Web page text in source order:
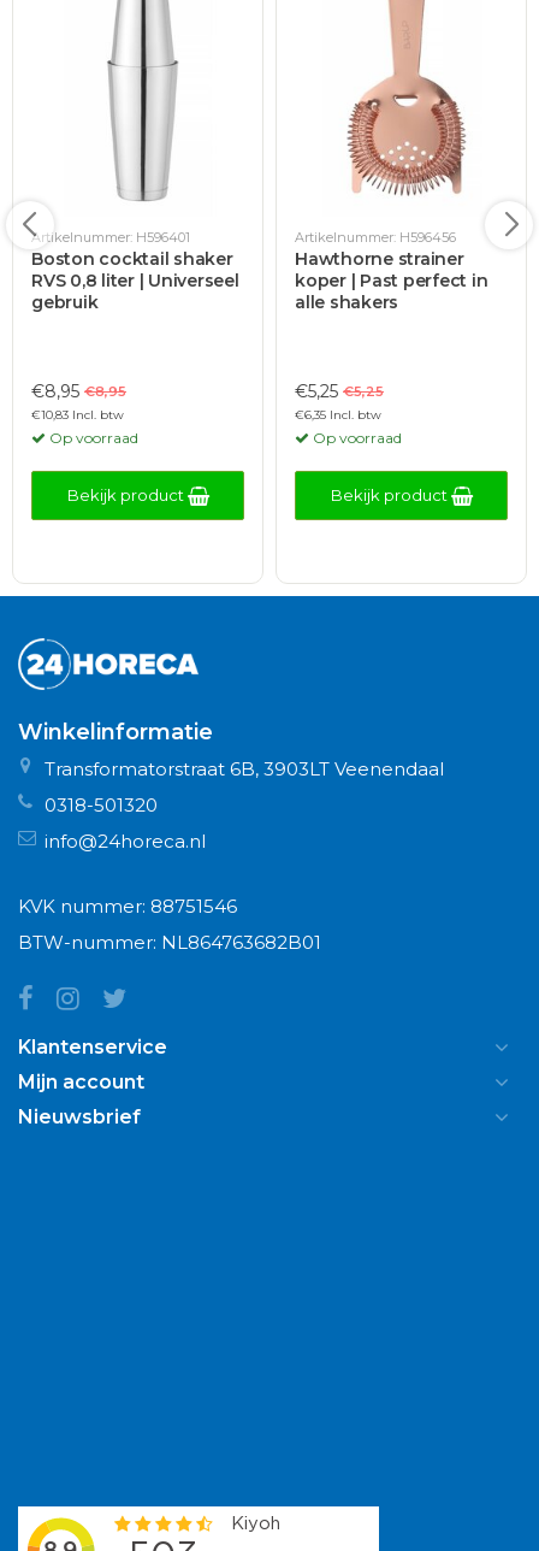
Artikelnummer: H596401
Boston cocktail shaker
RVS 0,8 liter | Universeel
gebruik
€8,95 €8,95
€10,83 Incl. btw
Op voorraad
Bekijk product
Artikelnummer: H596456
Hawthorne strainer
koper | Past perfect in
alle shakers
€5,25 €5,25
€6,35 Incl. btw
Op voorraad
Bekijk product
Winkelinformatie
Transformatorstraat 6B, 3903LT Veenendaal
0318-501320
info@24horeca.nl
KVK nummer: 88751546
BTW-nummer: NL864763682B01
Klantenservice
Mijn account
Nieuwsbrief